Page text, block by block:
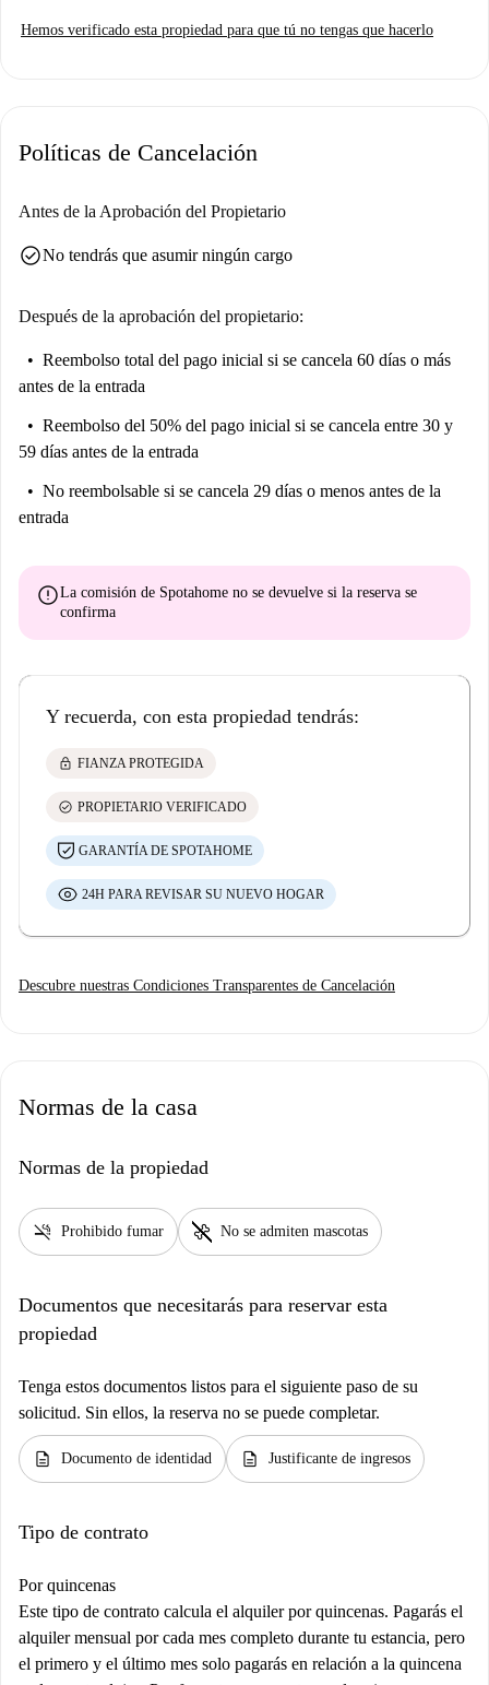
lavandería común con lavadora. Los inquilinos tendrán acceso a wifi y
La zona de Cortes es un centro de atracciones culturales e históricas.
Jardín Vertical Caixaforum, la Plaza Platería de Martínez, la Sociedad
Moratín. La zona ofrece una rica mezcla de historia y modernidad,
Hemos verificado esta propiedad para que tú no tengas que hacerlo
Políticas de Cancelación
Antes de la Aprobación del Propietario
check_circleNo tendrás que asumir ningún cargo
Después de la aprobación del propietario:
Reembolso total del pago inicial si se cancela 60 días o más
antes de la entrada
Reembolso del 50% del pago inicial si se cancela entre 30 y
59 días antes de la entrada
No reembolsable si se cancela 29 días o menos antes de la
entrada
errorLa comisión de Spotahome no se devuelve si la reserva se
confirma
Y recuerda, con esta propiedad tendrás:
lock FIANZA PROTEGIDA
check_circle PROPIETARIO VERIFICADO
GARANTÍA DE SPOTAHOME
24H PARA REVISAR SU NUEVO HOGAR
Descubre nuestras Condiciones Transparentes de Cancelación
Normas de la casa
Normas de la propiedad
smoke_free Prohibido fumar pet_supplies No se admiten mascotas
Documentos que necesitarás para reservar esta
propiedad
Tenga estos documentos listos para el siguiente paso de su
solicitud. Sin ellos, la reserva no se puede completar.
description Documento de identidad description Justificante de ingresos
Tipo de contrato
Por quincenas
Este tipo de contrato calcula el alquiler por quincenas. Pagarás el
alquiler mensual por cada mes completo durante tu estancia, pero
el primero y el último mes solo pagarás en relación a la quincena